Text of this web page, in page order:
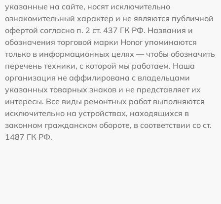
указанные на сайте, носят исключительно
ознакомительный характер и не являются публичной
офертой согласно п. 2 ст. 437 ГК РФ. Названия и
обозначения торговой марки Honor упоминаются
только в информационных целях — чтобы обозначить
перечень техники, с которой мы работаем. Наша
организация не аффилирована с владельцами
указанных товарных знаков и не представляет их
интересы. Все виды ремонтных работ выполняются
исключительно на устройствах, находящихся в
законном гражданском обороте, в соответствии со ст.
1487 ГК РФ.